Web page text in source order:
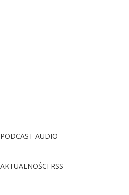
PODCAST AUDIO
AKTUALNOŚCI RSS